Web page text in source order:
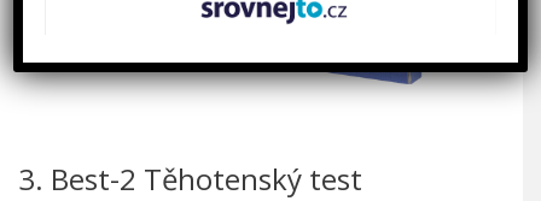
3. Best-2 Těhotenský test